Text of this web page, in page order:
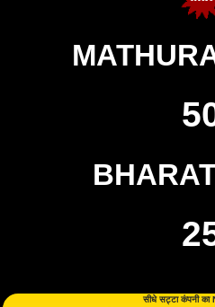
सीधे सट्टा कंपनी का